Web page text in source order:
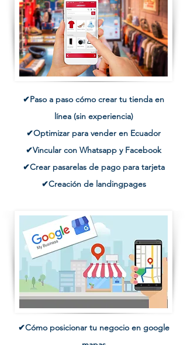
✔Paso a paso cómo crear tu tienda en
línea (sin experiencia)
✔Optimizar para vender en Ecuador
✔Vincular con Whatsapp y Facebook
✔Crear pasarelas de pago para tarjeta
✔Creación de landingpages
✔Cómo posicionar tu negocio en google